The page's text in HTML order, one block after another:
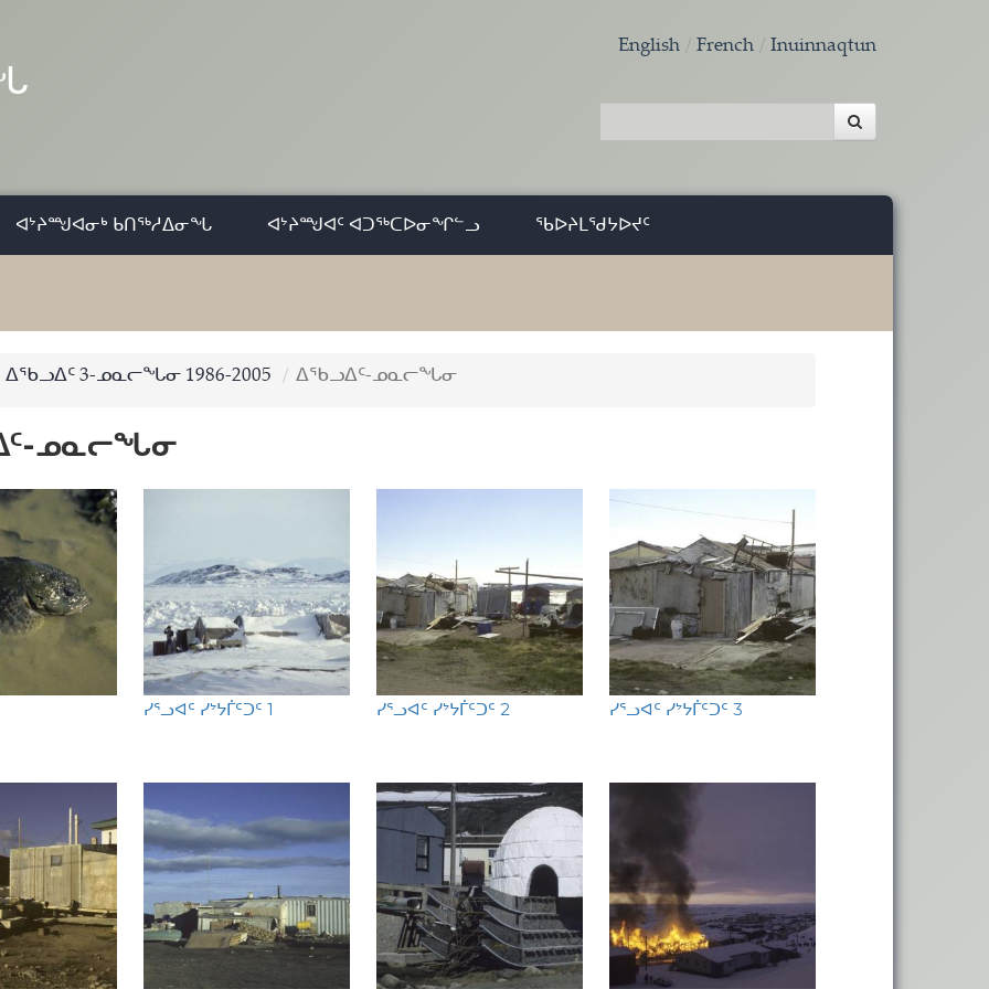
English French Inuinnaqtun
ᐊᔾᔨᙳᐊᓂᒃ ᑲᑎᖅᓱᐃᓂᖓ ᐊᔾᔨᙳᐊᑦ ᐊᑐᖅᑕᐅᓂᖏᓪᓗ ᖃᐅᔨᒪᖁᔭᐅᔪᑦ
ᐃᖃᓗᐃᑦ 3-ᓄᓇᓕᖓᓂ 1986-2005 ᐃᖃᓗᐃᑦ-ᓄᓇᓕᖓᓂ
ᓄᓇᓕᖓᓂ
ᓯᕐᓗᐊᑦ ᓯᔾᔭᒦᑦᑐᑦ 1 ᓯᕐᓗᐊᑦ ᓯᔾᔭᒦᑦᑐᑦ 2 ᓯᕐᓗᐊᑦ ᓯᔾᔭᒦᑦᑐᑦ 3